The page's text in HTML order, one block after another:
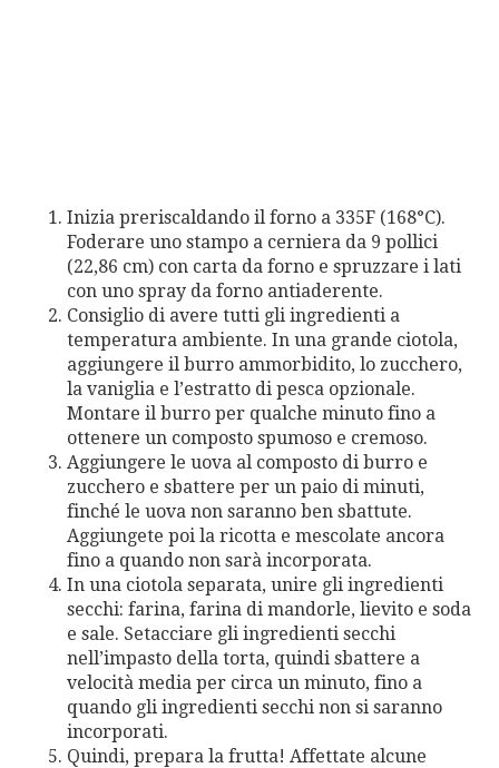
Inizia preriscaldando il forno a 335F (168°C).
Foderare uno stampo a cerniera da 9 pollici
(22,86 cm) con carta da forno e spruzzare i lati
con uno spray da forno antiaderente.
Consiglio di avere tutti gli ingredienti a
temperatura ambiente. In una grande ciotola,
aggiungere il burro ammorbidito, lo zucchero,
la vaniglia e l’estratto di pesca opzionale.
Montare il burro per qualche minuto fino a
ottenere un composto spumoso e cremoso.
Aggiungere le uova al composto di burro e
zucchero e sbattere per un paio di minuti,
finché le uova non saranno ben sbattute.
Aggiungete poi la ricotta e mescolate ancora
fino a quando non sarà incorporata.
In una ciotola separata, unire gli ingredienti
secchi: farina, farina di mandorle, lievito e soda
e sale. Setacciare gli ingredienti secchi
nell’impasto della torta, quindi sbattere a
velocità media per circa un minuto, fino a
quando gli ingredienti secchi non si saranno
incorporati.
Quindi, prepara la frutta! Affettate alcune